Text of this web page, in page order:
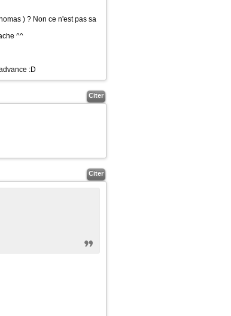
) ? Non ce n'est pas sa
^^
:D
Citer
Citer